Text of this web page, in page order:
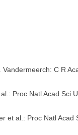
Vandermeerch: C R
Proc Natl Acad Sci
et al.: Proc Natl Acad